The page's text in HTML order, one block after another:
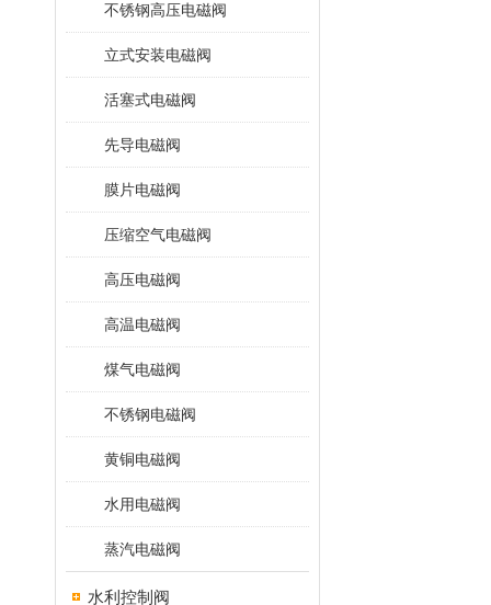
不锈钢高压电磁阀
立式安装电磁阀
活塞式电磁阀
先导电磁阀
膜片电磁阀
压缩空气电磁阀
高压电磁阀
高温电磁阀
煤气电磁阀
不锈钢电磁阀
黄铜电磁阀
水用电磁阀
蒸汽电磁阀
水利控制阀